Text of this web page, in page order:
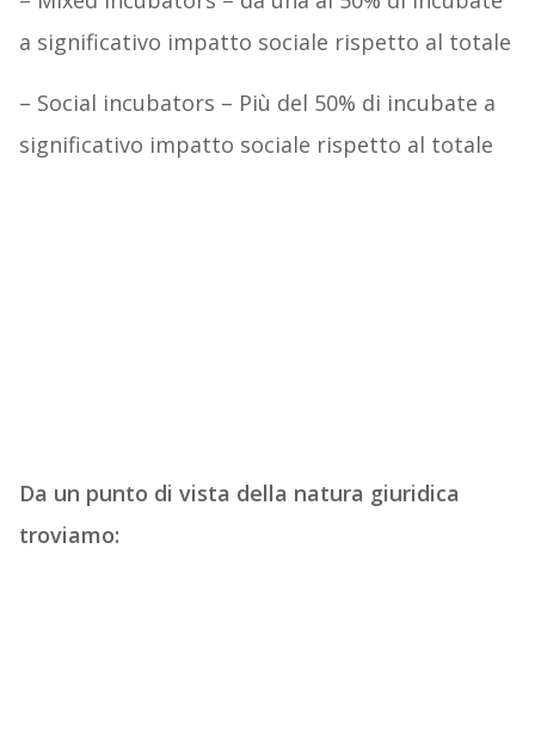
a significativo impatto sociale rispetto al totale
– Social incubators – Più del 50% di incubate a
significativo impatto sociale rispetto al totale
Da un punto di vista della natura giuridica
troviamo: